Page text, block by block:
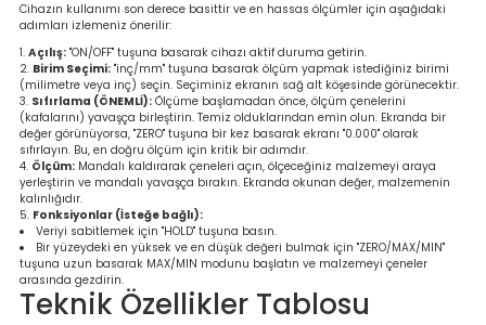
Cihazın kullanımı son derece basittir ve en hassas ölçümler için aşağıdaki
adımları izlemeniz önerilir:
Açılış: "ON/OFF" tuşuna basarak cihazı aktif duruma getirin.
Birim Seçimi: "inç/mm" tuşuna basarak ölçüm yapmak istediğiniz birimi
(milimetre veya inç) seçin. Seçiminiz ekranın sağ alt köşesinde görünecektir.
Sıfırlama (ÖNEMLİ): Ölçüme başlamadan önce, ölçüm çenelerini
(kafalarını) yavaşça birleştirin. Temiz olduklarından emin olun. Ekranda bir
değer görünüyorsa, "ZERO" tuşuna bir kez basarak ekranı "0.000" olarak
sıfırlayın. Bu, en doğru ölçüm için kritik bir adımdır.
Ölçüm: Mandalı kaldırarak çeneleri açın, ölçeceğiniz malzemeyi araya
yerleştirin ve mandalı yavaşça bırakın. Ekranda okunan değer, malzemenin
kalınlığıdır.
Fonksiyonlar (İsteğe bağlı):
Veriyi sabitlemek için "HOLD" tuşuna basın.
Bir yüzeydeki en yüksek ve en düşük değeri bulmak için "ZERO/MAX/MIN"
tuşuna uzun basarak MAX/MIN modunu başlatın ve malzemeyi çeneler
arasında gezdirin.
Teknik Özellikler Tablosu